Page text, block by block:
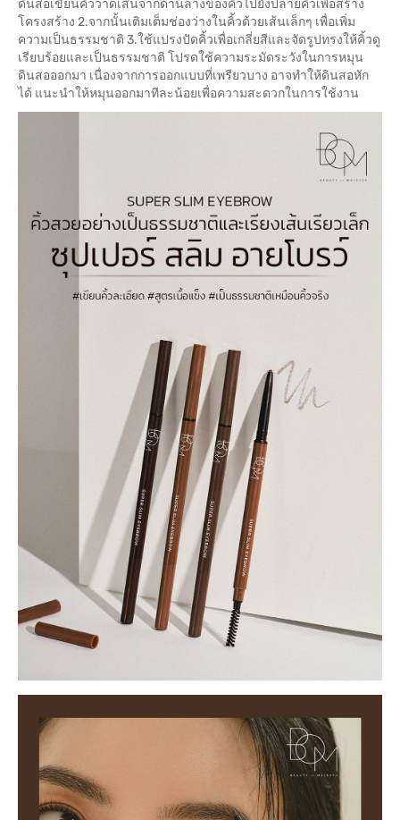
ดินสอเขียนคิ้ววาดเส้นจากด้านล่างของคิ้วไปยังปลายคิ้วเพื่อสร้าง
โครงสร้าง 2.จากนั้นเติมเต็มช่องว่างในคิ้วด้วยเส้นเล็กๆ เพื่อเพิ่ม
ความเป็นธรรมชาติ 3.ใช้แปรงปัดคิ้วเพื่อเกลี่ยสีและจัดรูปทรงให้คิ้วดู
เรียบร้อยและเป็นธรรมชาติ โปรดใช้ความระมัดระวังในการหมุน
ดินสอออกมา เนื่องจากการออกแบบที่เพรียวบาง อาจทำให้ดินสอหัก
ได้ แนะนำให้หมุนออกมาทีละน้อยเพื่อความสะดวกในการใช้งาน